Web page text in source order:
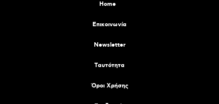
Home
Επικοινωνία
Newsletter
Tαυτότητα
Όροι Χρήσης